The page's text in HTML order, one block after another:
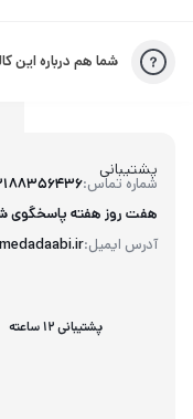
شما هم درباره این
پشتیبانی
شماره تماس:
آدرس ایمیل:
هفت روز هفته پاسخگوی
پشتیبانی 12 ساعته